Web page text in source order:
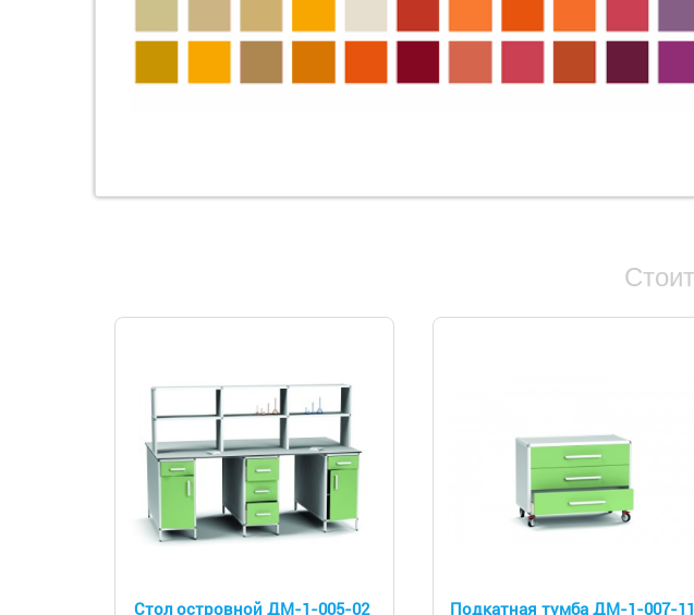
Стол островной ДМ-1-005-02 Подкатная тумба ДМ-1-007-11